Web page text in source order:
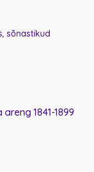
sõnastikud
1841-1899